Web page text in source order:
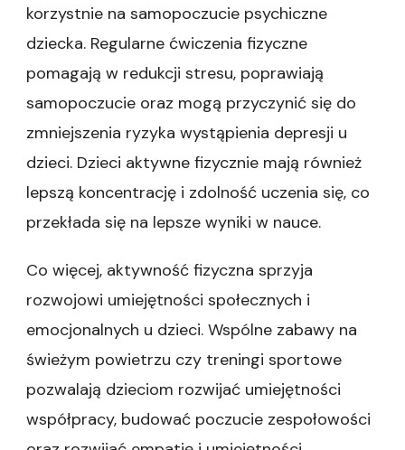
korzystnie na samopoczucie psychiczne
dziecka. Regularne ćwiczenia fizyczne
pomagają w redukcji stresu, poprawiają
samopoczucie oraz mogą przyczynić się do
zmniejszenia ryzyka wystąpienia depresji u
dzieci. Dzieci aktywne fizycznie mają również
lepszą koncentrację i zdolność uczenia się, co
przekłada się na lepsze wyniki w nauce.
Co więcej, aktywność fizyczna sprzyja
rozwojowi umiejętności społecznych i
emocjonalnych u dzieci. Wspólne zabawy na
świeżym powietrzu czy treningi sportowe
pozwalają dzieciom rozwijać umiejętności
współpracy, budować poczucie zespołowości